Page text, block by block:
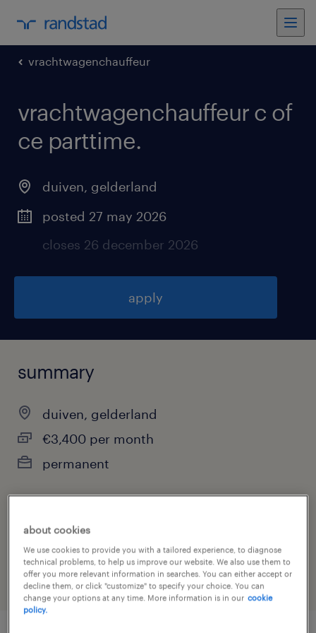
vrachtwagenchauffeur
vrachtwagenchauffeur c of
ce parttime.
duiven, gelderland
posted 27 may 2026
closes 26 december 2026
apply
summary
duiven, gelderland
€3,400 per month
permanent
job category
other
about cookies
We use cookies to provide you with a tailored experience, to diagnose
technical problems, to help us improve our website. We also use them to
offer you more relevant information in searches. You can either accept or
decline them, or click "customize" to specify your choice. You can
change your options at any time. More information is in our cookie
policy.